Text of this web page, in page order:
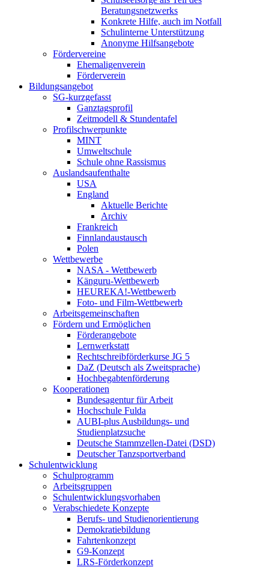
Beratungsnetzwerks
Konkrete Hilfe, auch im Notfall
Schulinterne Unterstützung
Anonyme Hilfsangebote
Fördervereine
Ehemaligenverein
Förderverein
Bildungsangebot
SG-kurzgefasst
Ganztagsprofil
Zeitmodell & Stundentafel
Profilschwerpunkte
MINT
Umweltschule
Schule ohne Rassismus
Auslandsaufenthalte
USA
England
Aktuelle Berichte
Archiv
Frankreich
Finnlandaustausch
Polen
Wettbewerbe
NASA - Wettbewerb
Känguru-Wettbewerb
HEUREKA!-Wettbewerb
Foto- und Film-Wettbewerb
Arbeitsgemeinschaften
Fördern und Ermöglichen
Förderangebote
Lernwerkstatt
Rechtschreibförderkurse JG 5
DaZ (Deutsch als Zweitsprache)
Hochbegabtenförderung
Kooperationen
Bundesagentur für Arbeit
Hochschule Fulda
AUBI-plus Ausbildungs- und
Studienplatzsuche
Deutsche Stammzellen-Datei (DSD)
Deutscher Tanzsportverband
Schulentwicklung
Schulprogramm
Arbeitsgruppen
Schulentwicklungsvorhaben
Verabschiedete Konzepte
Berufs- und Studienorientierung
Demokratiebildung
Fahrtenkonzept
G9-Konzept
LRS-Förderkonzept